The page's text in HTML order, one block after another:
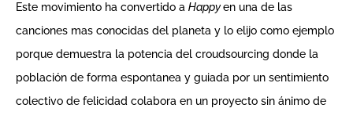
Este movimiento ha convertido a Happyen una de las
canciones mas conocidas del planeta y lo elijo como ejemplo
porque demuestra la potencia del croudsourcing donde la
población de forma espontanea y guiada por un sentimiento
colectivo de felicidad colabora en un proyecto sin ánimo de